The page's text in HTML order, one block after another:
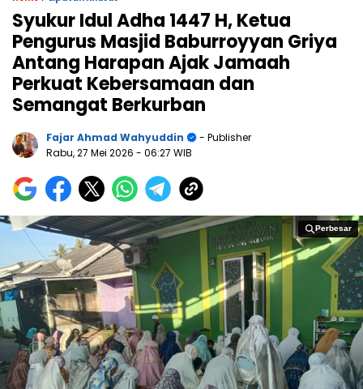
Syukur Idul Adha 1447 H, Ketua
Pengurus Masjid Baburroyyan Griya
Antang Harapan Ajak Jamaah
Perkuat Kebersamaan dan
Semangat Berkurban
Fajar Ahmad Wahyuddin
- Publisher
Rabu, 27 Mei 2026 - 06:27 WIB
Perbesar
Perbesar